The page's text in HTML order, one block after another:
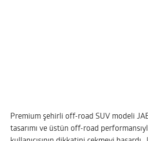
Premium şehirli off-road SUV modeli
tasarımı ve üstün off-road